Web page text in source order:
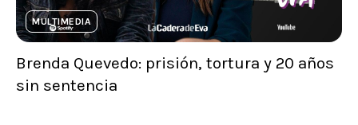
MULTIMEDIA
Brenda Quevedo: prisión, tortura y 20 años
sin sentencia